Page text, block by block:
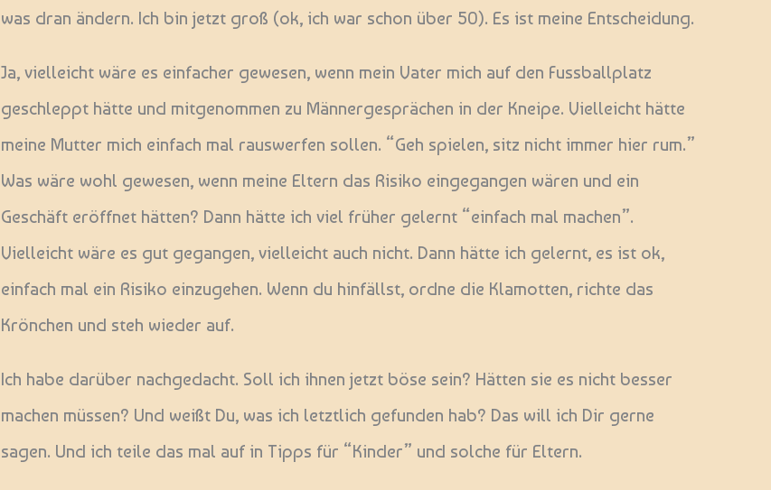
was dran ändern. Ich bin jetzt groß (ok, ich war schon über 50). Es ist meine Entscheidung.
Ja, vielleicht wäre es einfacher gewesen, wenn mein Vater mich auf den Fussballplatz
geschleppt hätte und mitgenommen zu Männergesprächen in der Kneipe. Vielleicht hätte
meine Mutter mich einfach mal rauswerfen sollen. “Geh spielen, sitz nicht immer hier rum.”
Was wäre wohl gewesen, wenn meine Eltern das Risiko eingegangen wären und ein
Geschäft eröffnet hätten? Dann hätte ich viel früher gelernt “einfach mal machen”.
Vielleicht wäre es gut gegangen, vielleicht auch nicht. Dann hätte ich gelernt, es ist ok,
einfach mal ein Risiko einzugehen. Wenn du hinfällst, ordne die Klamotten, richte das
Krönchen und steh wieder auf.
Ich habe darüber nachgedacht. Soll ich ihnen jetzt böse sein? Hätten sie es nicht besser
machen müssen? Und weißt Du, was ich letztlich gefunden hab? Das will ich Dir gerne
sagen. Und ich teile das mal auf in Tipps für “Kinder” und solche für Eltern.